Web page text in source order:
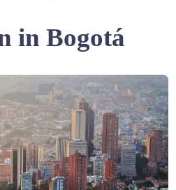
in Bogotá